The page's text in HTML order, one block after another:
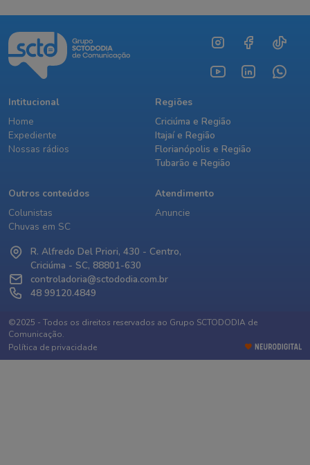
Intitucional
Home
Expediente
Nossas rádios
Regiões
Criciúma e Região
Itajaí e Região
Florianópolis e Região
Tubarão e Região
Outros conteúdos
Colunistas
Chuvas em SC
Atendimento
Anuncie
R. Alfredo Del Priori, 430 - Centro,
Criciúma - SC, 88801-630
controladoria@sctododia.com.br
48 99120.4849
©2025 - Todos os direitos reservados ao Grupo SCTODODIA de
Comunicação.
Política de privacidade